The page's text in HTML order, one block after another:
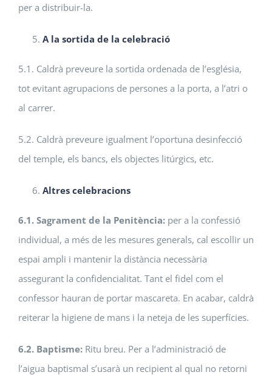
per a distribuir-la.
A la sortida de la celebració
5.1. Caldrà preveure la sortida ordenada de l’església,
tot evitant agrupacions de persones a la porta, a l’atri o
al carrer.
5.2. Caldrà preveure igualment l’oportuna desinfecció
del temple, els bancs, els objectes litúrgics, etc.
Altres celebracions
6.1. Sagrament de la Penitència: per a la confessió
individual, a més de les mesures generals, cal escollir un
espai ampli i mantenir la distància necessària
assegurant la confidencialitat. Tant el fidel com el
confessor hauran de portar mascareta. En acabar, caldrà
reiterar la higiene de mans i la neteja de les superfícies.
6.2. Baptisme: Ritu breu. Per a l’administració de
l’aigua baptismal s’usarà un recipient al qual no retorni